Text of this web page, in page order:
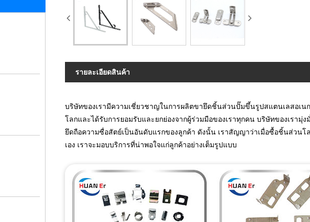
รายละเอียดสินค้า
บริษัทของเรามีความเชี่ยวชาญในการผลิตขายึดชิ้นส่วนปั๊มขึ้นรูปสแตนเลสอเ
โลกและได้รับการยอมรับและยกย่องจากผู้ร่วมมือของเราทุกคน บริษัทของเรามุ่
ยึดถือความซื่อสัตย์เป็นอันดับแรกของลูกค้า ดังนั้น เราสัญญาว่าเมื่อซื้อชิ้นส่วน
เอง เราจะมอบบริการที่น่าพอใจแก่ลูกค้าอย่างเต็มรูปแบบ